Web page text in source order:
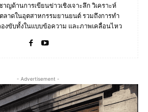
ญด้านการเขียนข่าวเชิงเจาะลึก วิเคราะห์
าดในอุตสาหกรรมยานยนต์ รวมถึงการทำ
งขับทั้งในแบบข้อความ และภาพเคลื่อนไหว
- Advertisement -